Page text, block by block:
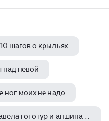
шагов о крыльях
над невой
ног моих не надо
марина цветаева важа пшавела гоготур и апшина старинная быль